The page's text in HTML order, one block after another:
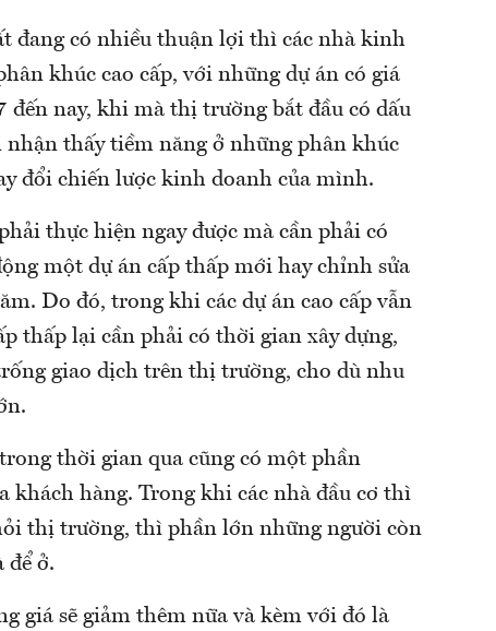
đang có nhiều thuận lợi thì các nhà kinh
khúc cao cấp, với những dự án có giá
đến nay, khi mà thị trường bắt đầu có dấu
thấy tiềm năng ở những phân khúc
đổi chiến lược kinh doanh của mình.
thực hiện ngay được mà cần phải có
một dự án cấp thấp mới hay chỉnh sửa
Do đó, trong khi các dự án cao cấp vẫn
thấp lại cần phải có thời gian xây dựng,
giao dịch trên thị trường, cho dù nhu
thời gian qua cũng có một phần
khách hàng. Trong khi các nhà đầu cơ thì
thị trường, thì phần lớn những người còn
để ở.
giá sẽ giảm thêm nữa và kèm với đó là